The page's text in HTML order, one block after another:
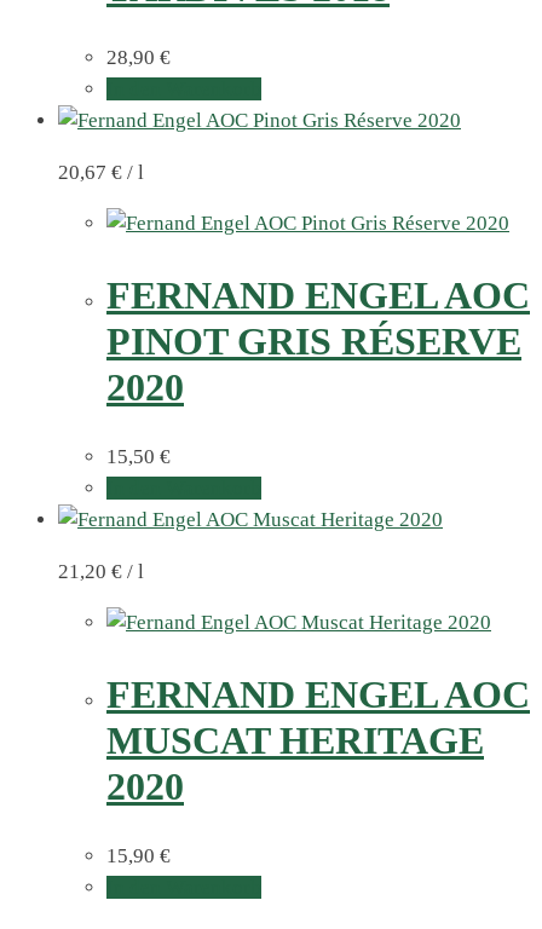
28,90 €
20,67 € / l
FERNAND ENGEL AOC
PINOT GRIS RÉSERVE
2020
15,50 €
21,20 € / l
FERNAND ENGEL AOC
MUSCAT HERITAGE
2020
15,90 €